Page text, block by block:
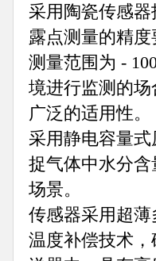
采用陶瓷传感
露点测量的精
测量范围为 -
境进行监测的
广泛的适用性。
采用静电容量
捉气体中水分
场景。
传感器采用超
温度补偿技术